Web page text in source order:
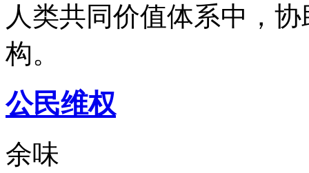
人类共同价值体系中，
构。
公民维权
余味